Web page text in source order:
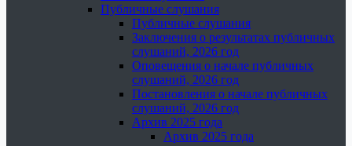
Публичные слушания
Публичные слушания
Заключения о результатах публичных
слушаний, 2026 год
Оповещения о начале публичных
слушаний, 2026 год
Постановления о начале публичных
слушаний, 2026 год
Архив 2025 года
Архив 2025 года